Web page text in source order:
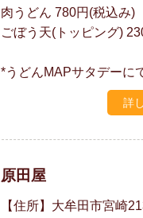
肉うどん 780円(税込み)
ごぼう天(トッピング)
*うどんMAPサタデーに
詳
原田屋
【住所】大牟田市宮崎